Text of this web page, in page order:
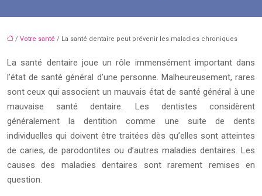
/ Votre santé / La santé dentaire peut prévenir les maladies chroniques
La santé dentaire joue un rôle immensément important dans
l’état de santé général d’une personne. Malheureusement, rares
sont ceux qui associent un mauvais état de santé général à une
mauvaise santé dentaire. Les dentistes considèrent
généralement la dentition comme une suite de dents
individuelles qui doivent être traitées dès qu’elles sont atteintes
de caries, de parodontites ou d’autres maladies dentaires. Les
causes des maladies dentaires sont rarement remises en
question.